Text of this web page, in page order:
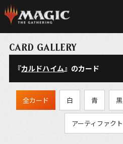
CARD GALLERY
『カルドハイム』のカード
全カード 白 青 黒
アーティファクト